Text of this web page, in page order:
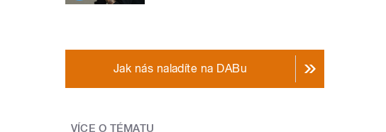
Jak nás naladíte na DABu
VÍCE O TÉMATU